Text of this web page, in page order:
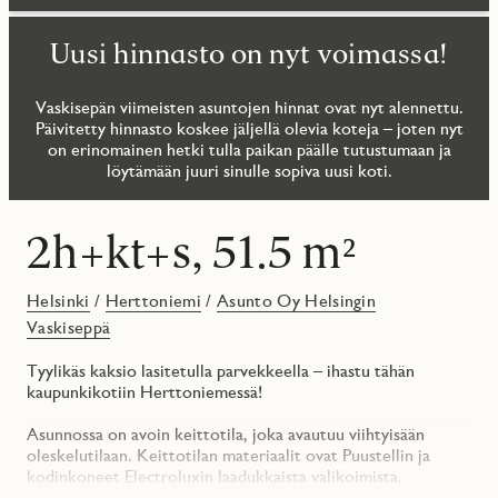
Uusi hinnasto on nyt voimassa!
Vaskisepän viimeisten asuntojen hinnat ovat nyt alennettu.
Päivitetty hinnasto koskee jäljellä olevia koteja – joten nyt
on erinomainen hetki tulla paikan päälle tutustumaan ja
löytämään juuri sinulle sopiva uusi koti.
2h+kt+s, 51.5 m²
Helsinki / Herttoniemi /Asunto Oy Helsingin
Vaskiseppä
Tyylikäs kaksio lasitetulla parvekkeella – ihastu tähän
kaupunkikotiin Herttoniemessä!
Asunnossa on avoin keittotila, joka avautuu viihtyisään
oleskelutilaan. Keittotilan materiaalit ovat Puustellin ja
kodinkoneet Electroluxin laadukkaista valikoimista,